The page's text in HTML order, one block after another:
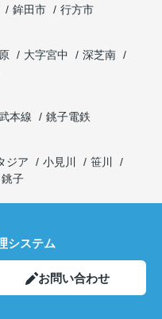
鉾田市
行方市
大字宮中
深芝南
本線
銚子電鉄
ジア 小見川
笹川
銚子
システム
お問い合わせ